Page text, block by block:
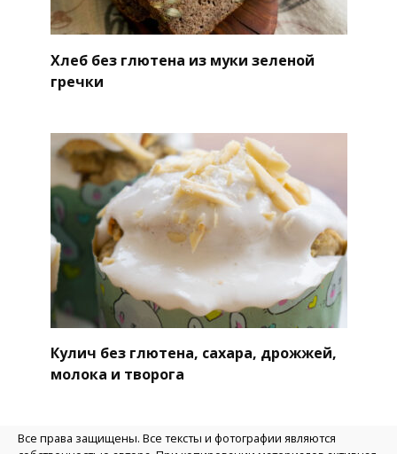
Хлеб без глютена из муки зеленой
гречки
Кулич без глютена, сахара, дрожжей,
молока и творога
Все права защищены. Все тексты и фотографии являются